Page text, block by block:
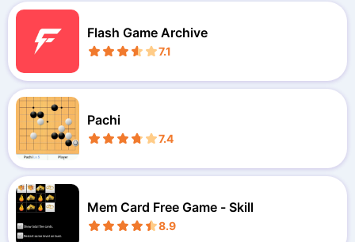
Flash Game Archive
7.1
Pachi
7.4
Mem Card Free Game - Skill
8.9